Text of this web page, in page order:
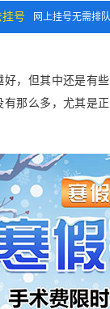
挂号 网上挂号无需排队
但其中还是有些
那么多，尤其是